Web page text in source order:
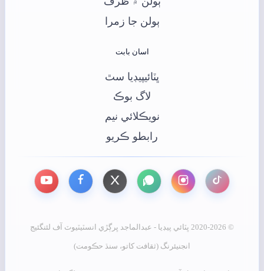
ٻولن جا زمرا
اسان بابت
ڀٽائيپيڊيا سٿ
لاگ بوڪ
نويڪلائي نيم
رابطو ڪريو
© 2020-2026 ڀٽائي پيڊيا - عبدالماجد ڀرڳڙي انسٽيٽيوٽ آف لئنگئيج
انجنيئرنگ (ثقافت کاتو، سنڌ حڪومت)